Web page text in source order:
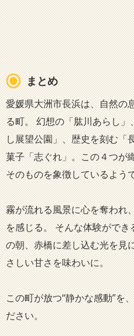
まとめ
愛媛県大洲市長浜は、自然の
る町。 幻想の「肱川あらし
し展望公園」、歴史を刻む「
菓子「志ぐれ」。この４つが
そのものを象徴しているよう
霧が流れる風景に心を奪われ
を感じる。 そんな体験がで
の朝、赤橋に差し込む光を見
さしい甘さを味わいに。
この町が放つ“静かな感動”を
ださい。